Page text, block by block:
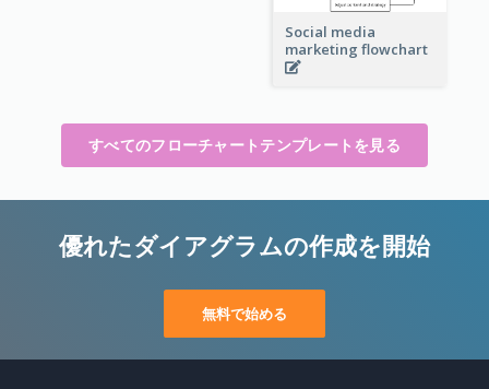
Social media
marketing flowchart
すべてのフローチャートテンプレートを見る
優れたダイアグラムの作成を開始
無料で始める